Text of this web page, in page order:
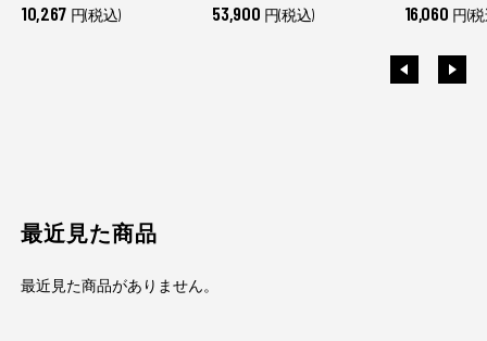
10,267 円(税込) 53,900 円(税込) 16,060 円(
最近見た商品
最近見た商品がありません。